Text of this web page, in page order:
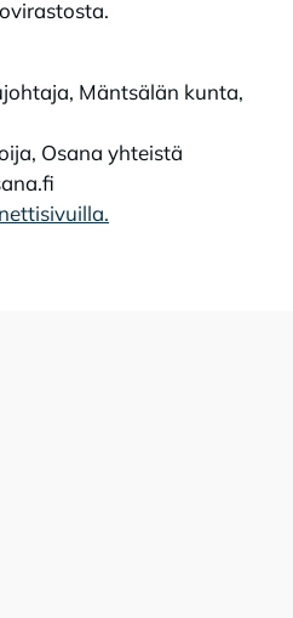
Mäntsälän kunta,
Osana yhteistä